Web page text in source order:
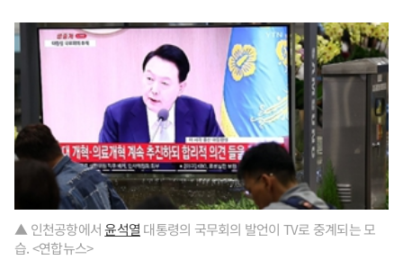
▲ 인천공항에서윤석열 대통령의 국무회의 발언이 TV로 중계되는 모
습. <연합뉴스>